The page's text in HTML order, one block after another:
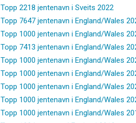
Topp 2218 jentenavn i Sveits 2022
Topp 7647 jentenavn i England/Wales
Topp 1000 jentenavn i England/Wales
Topp 7413 jentenavn i England/Wales
Topp 1000 jentenavn i England/Wales
Topp 1000 jentenavn i England/Wales
Topp 1000 jentenavn i England/Wales
Topp 1000 jentenavn i England/Wales
Topp 1000 jentenavn i England/Wales